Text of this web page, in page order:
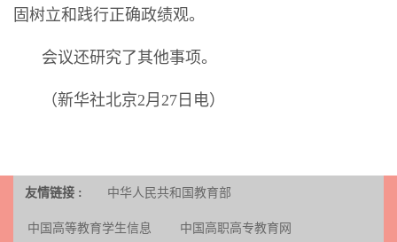
固树立和践行正确政绩观。
会议还研究了其他事项。
（新华社北京2月27日电）
友情链接 : 中华人民共和国教育部
中国高等教育学生信息 中国高职高专教育网